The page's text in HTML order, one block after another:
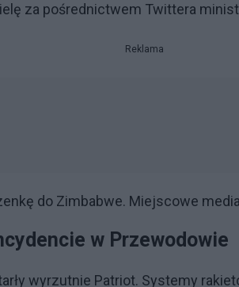
za pośrednictwem Twittera
Reklama
do Zimbabwe. Miejscowe
w Przewodowie
wyrzutnie Patriot. Systemy